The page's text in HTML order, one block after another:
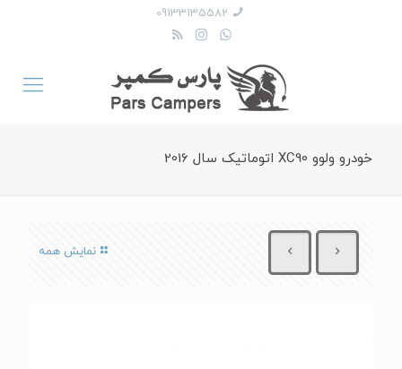
09133135582
خودرو ولوو XC90 اتوماتیک سال 2016
نمایش همه